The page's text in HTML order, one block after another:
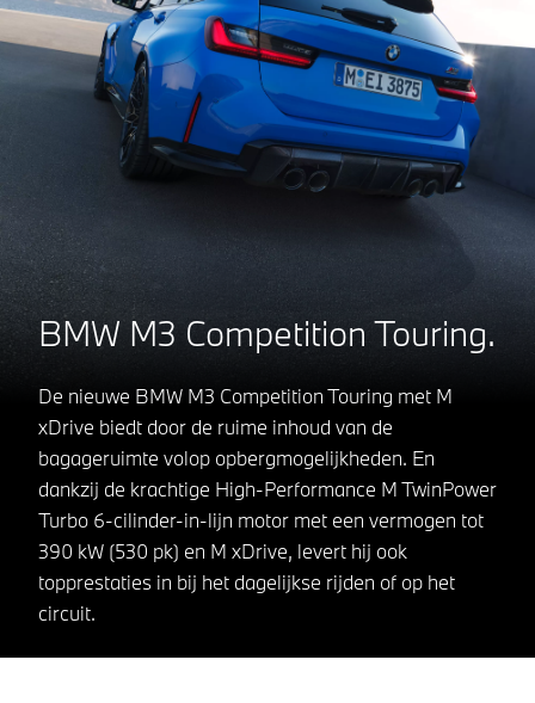
BMW M3 Competition Touring.
De nieuwe BMW M3 Competition Touring met M
xDrive biedt door de ruime inhoud van de
bagageruimte volop opbergmogelijkheden. En
dankzij de krachtige High-Performance M TwinPower
Turbo 6-cilinder-in-lijn motor met een vermogen tot
390 kW (530 pk) en M xDrive, levert hij ook
topprestaties in bij het dagelijkse rijden of op het
circuit.